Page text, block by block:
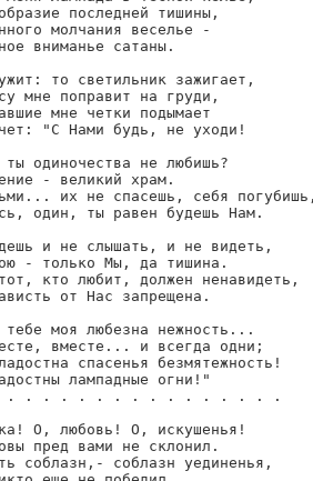
последней тишины,
молчания веселье -
вниманье сатаны.
то светильник зажигает,
мне поправит на груди,
мне четки подымает
"С Нами будь, не уходи!
ты одиночества не любишь?
- великий храм.
их не спасешь, себя погубишь,
один, ты равен будешь Нам.
и не слышать, и не видеть,
- только Мы, да тишина.
кто любит, должен ненавидеть,
от Нас запрещена.
тебе моя любезна нежность...
вместе... и всегда одни;
спасенья безмятежность!
лампадные огни!"
. . . . . . . . . . . . . . . .
О, любовь! О, искушенья!
пред вами не склонил.
соблазн,- соблазн уединенья,